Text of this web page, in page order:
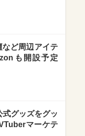
ど周辺アイテ
も開設予定
グッズをグッ
マーケテ